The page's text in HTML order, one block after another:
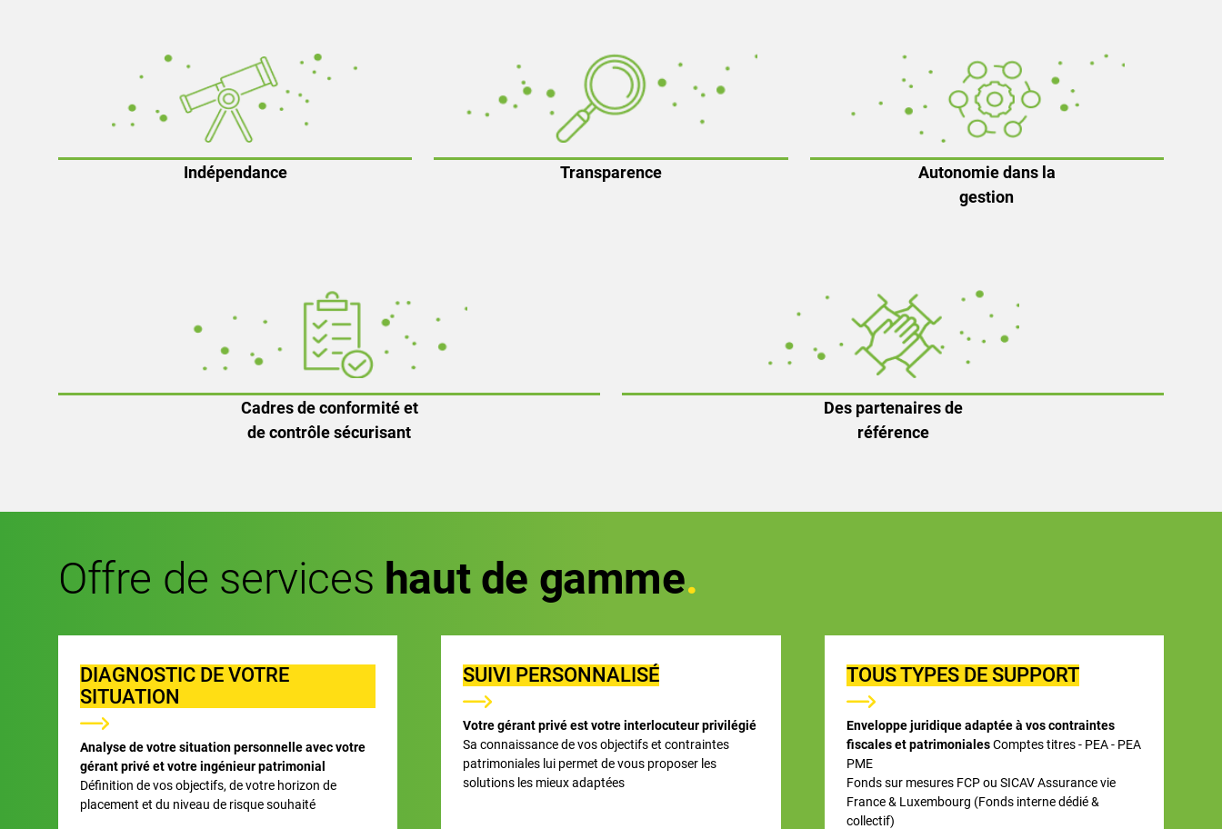
Indépendance Transparence
Autonomie dans la
gestion
Cadres de conformité et
de contrôle sécurisant
Des partenaires de
référence
Offre de services haut de gamme
DIAGNOSTIC DE VOTRE
SITUATION
Analyse de votre situation personnelle avec votre
gérant privé et votre ingénieur patrimonial
Définition de vos objectifs, de votre horizon de
placement et du niveau de risque souhaité
SUIVI PERSONNALISÉ
Votre gérant privé est votre interlocuteur privilégié
Sa connaissance de vos objectifs et contraintes
patrimoniales lui permet de vous proposer les
solutions les mieux adaptées
TOUS TYPES DE SUPPORT
Enveloppe juridique adaptée à vos contraintes
fiscales et patrimonialesComptes titres - PEA - PEA
PME
Fonds sur mesures FCP ou SICAV Assurance vie
France & Luxembourg (Fonds interne dédié &
collectif)